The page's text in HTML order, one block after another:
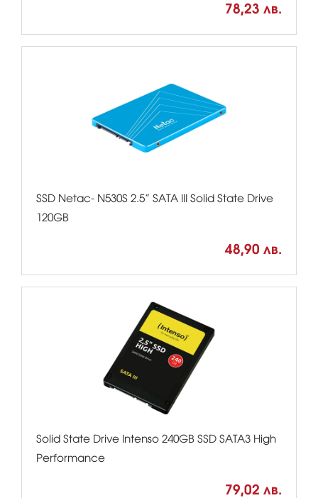
78,23 лв.
SSD Netac- N530S 2.5” SATA III Solid State Drive
120GB
48,90 лв.
Solid State Drive Intenso 240GB SSD SATA3 High
Performance
79,02 лв.